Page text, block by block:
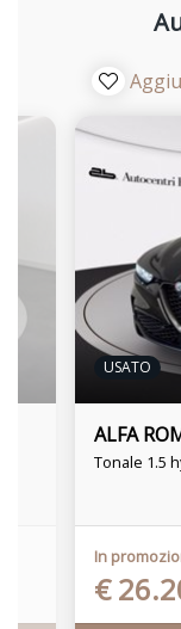
USATO
ALFA
Tonale 1.5
In
€